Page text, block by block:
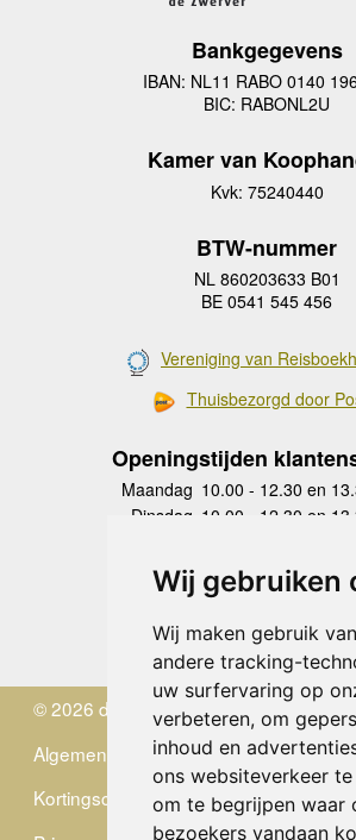
Wij gebruiken
Wij maken gebruik
andere tracking-
uw surfervaring op
verbeteren, om
inhoud en
ons websiteverkeer
om te begrijpen waar
bezoekers vandaan
Bankgegevens
IBAN: NL11 RABO 0140
BIC: RABONL2U
Kamer van
Kvk: 75240440
BTW-nummer
NL 860203633 B01
BE 0541 545 456
Vereniging van
Thuisbezorgd door
Openingstijden
Maandag 10.00 - 12.30 en
Dinsdag 10.00 - 12.30 en
Donderdag
10.00 - 12.30 en
Vrijdag 10.00 - 12.30 en
Zaterdag
gesloten
Zondag gesloten
© 2026 de Zwerver
Algemene Voorwaarden
Kortingscode